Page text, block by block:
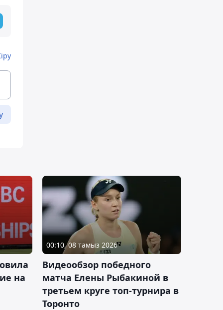
на
00:10, 08 тамыз 2026
Видеообзор победного
матча Елены Рыбакиной в
третьем круге топ-турнира в
Торонто